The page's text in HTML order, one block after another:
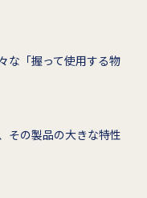
な「握って使用する物
その製品の大きな特性